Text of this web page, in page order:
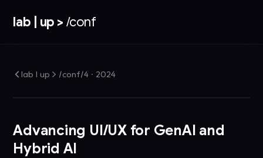
lab | up > /conf
lab | up > /conf/4 · 2024
Advancing UI/UX for GenAI and
Hybrid AI